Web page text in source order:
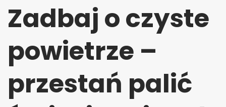
Zadbaj o czyste
powietrze –
przestań palić